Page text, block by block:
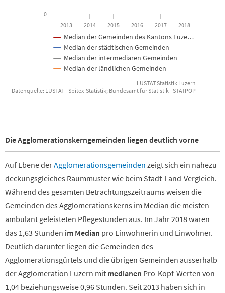
Median der Gemeinden des Kantons Luze…
Median der städtischen Gemeinden
Median der intermediären Gemeinden
Median der ländlichen Gemeinden
2013 2014 2015 2016 2017 2018
0
LUSTAT Statistik Luzern
Datenquelle: LUSTAT - Spitex-Statistik; Bundesamt für Statistik - STATPOP
Die Agglomerationskerngemeinden liegen deutlich vorne
Auf Ebene derAgglomerationsgemeinden zeigt sich ein nahezu
deckungsgleiches Raummuster wie beim Stadt-Land-Vergleich.
Während des gesamten Betrachtungszeitraums weisen die
Gemeinden des Agglomerationskerns im Median die meisten
ambulant geleisteten Pflegestunden aus. Im Jahr 2018 waren
das 1,63 Stunden im Median pro Einwohnerin und Einwohner.
Deutlich darunter liegen die Gemeinden des
Agglomerationsgürtels und die übrigen Gemeinden ausserhalb
der Agglomeration Luzern mit medianen Pro-Kopf-Werten von
1,04 beziehungsweise 0,96 Stunden. Seit 2013 haben sich in